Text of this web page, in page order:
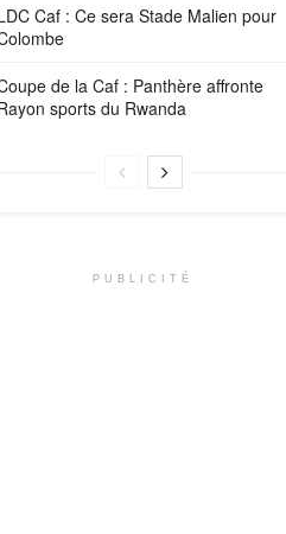
Caf : Ce sera Stade Malien pour
de la Caf : Panthère affronte
sports du Rwanda
PUBLICITÉ